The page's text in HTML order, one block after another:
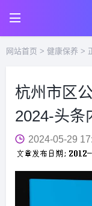
网站首页 > 健康保养 >
杭州市区
2024-头条
2024-05-29